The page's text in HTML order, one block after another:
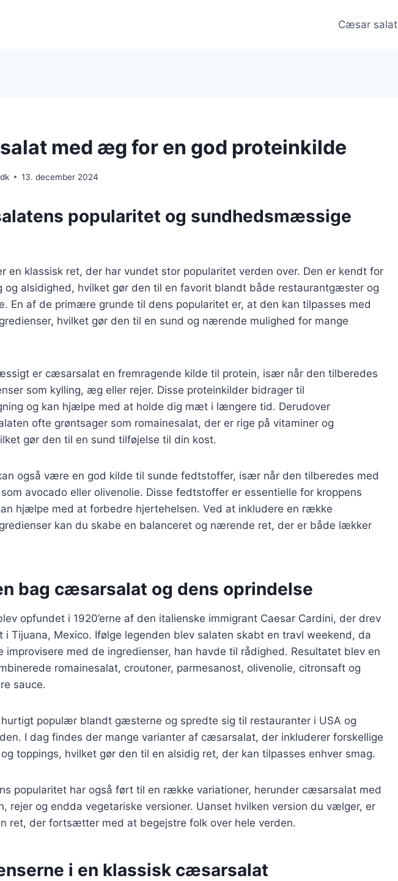
Cæsar salat
med æg for en god proteinkilde
13. december 2024
popularitet og sundhedsmæssige
en klassisk ret, der har vundet stor popularitet verden over. Den er kendt for
og alsidighed, hvilket gør den til en favorit blandt både restaurantgæster og
En af de primære grunde til dens popularitet er, at den kan tilpasses med
hvilket gør den til en sund og nærende mulighed for mange
er cæsarsalat en fremragende kilde til protein, især når den tilberedes
som kylling, æg eller rejer. Disse proteinkilder bidrager til
og kan hjælpe med at holde dig mæt i længere tid. Derudover
ofte grøntsager som romainesalat, der er rige på vitaminer og
gør den til en sund tilføjelse til din kost.
også være en god kilde til sunde fedtstoffer, især når den tilberedes med
avocado eller olivenolie. Disse fedtstoffer er essentielle for kroppens
hjælpe med at forbedre hjertehelsen. Ved at inkludere en række
kan du skabe en balanceret og nærende ret, der er både lækker
bag cæsarsalat og dens oprindelse
opfundet i 1920’erne af den italienske immigrant Caesar Cardini, der drev
i Tijuana, Mexico. Ifølge legenden blev salaten skabt en travl weekend, da
improvisere med de ingredienser, han havde til rådighed. Resultatet blev en
romainesalat, croutoner, parmesanost, olivenolie, citronsaft og
sauce.
populær blandt gæsterne og spredte sig til restauranter i USA og
I dag findes der mange varianter af cæsarsalat, der inkluderer forskellige
toppings, hvilket gør den til en alsidig ret, der kan tilpasses enhver smag.
popularitet har også ført til en række variationer, herunder cæsarsalat med
rejer og endda vegetariske versioner. Uanset hvilken version du vælger, er
ret, der fortsætter med at begejstre folk over hele verden.
i en klassisk cæsarsalat